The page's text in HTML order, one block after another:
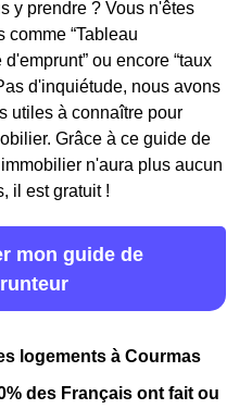
y prendre ? Vous n'êtes
comme “Tableau
ou encore “taux
d'inquiétude, nous avons
utiles à connaître pour
Grâce à ce guide de
n'aura plus aucun
il est gratuit !
mon guide de
logements à Courmas
des Français ont fait ou